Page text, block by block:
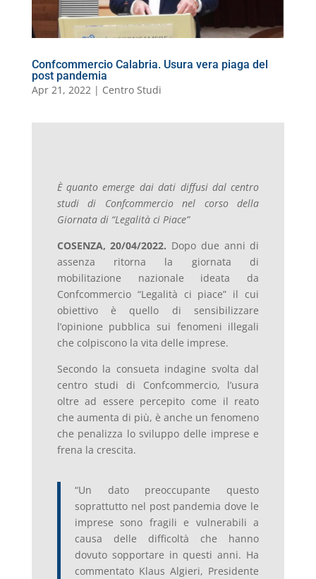
l
Confcommercio Calabria. Usura vera piaga del
post pandemia
Apr 21, 2022| Centro Studi
È quanto emerge dai dati diffusi dal centro
studi di Confcommercio nel corso della
Giornata di “Legalità ci Piace”
COSENZA, 20/04/2022. Dopo due anni di
assenza ritorna la giornata di
mobilitazione nazionale ideata da
Confcommercio “Legalità ci piace” il cui
obiettivo è quello di sensibilizzare
l’opinione pubblica sui fenomeni illegali
che colpiscono la vita delle imprese.
Secondo la consueta indagine svolta dal
centro studi di Confcommercio, l’usura
oltre ad essere percepito come il reato
che aumenta di più, è anche un fenomeno
che penalizza lo sviluppo delle imprese e
frena la crescita.
“Un dato preoccupante questo
soprattutto nel post pandemia dove le
imprese sono fragili e vulnerabili a
causa delle difficoltà che hanno
dovuto sopportare in questi anni. Ha
commentato Klaus Algieri, Presidente